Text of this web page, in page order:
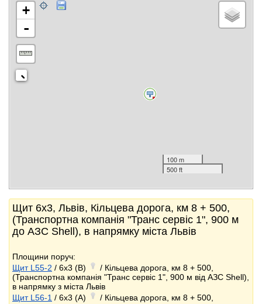
+
-
100 m
500 ft
Щит 6x3, Львів, Кільцева дорога, км 8 + 500,
(Транспортна компанія "Транс сервіс 1", 900 м
до АЗС Shell), в напрямку міста Львів
Площини поруч:
Щит L55-2 / 6x3 (B)
/ Кільцева дорога, км 8 + 500,
(Транспортна компанія "Транс сервіс 1", 900 м від АЗС Shell),
в напрямку з міста Львів
Щит L56-1 / 6x3 (A)
/ Кільцева дорога, км 8 + 500,